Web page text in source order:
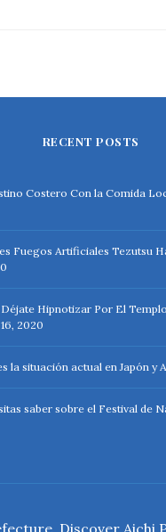
RECENT POSTS
Costero Con la Comida
Fuegos Artificiales Tezutsu
Hipnotizar Por El
2020
la situación actual en Japón y
saber sobre el Festival de
Discover Aichi